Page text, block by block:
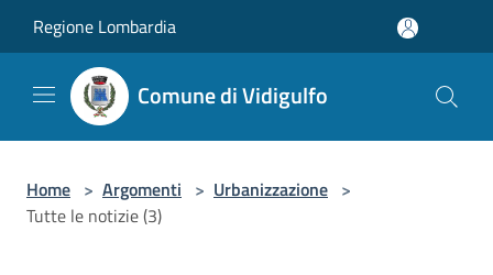
Regione Lombardia
Comune di Vidigulfo
Home > Argomenti > Urbanizzazione >
Tutte le notizie (3)